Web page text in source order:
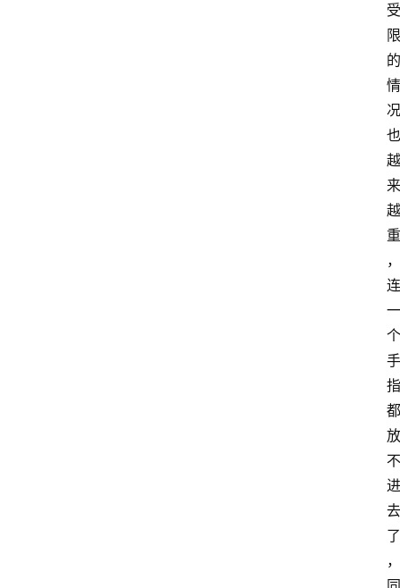
受
限
的
情
况
也
越
来
越
重
，
连
一
个
手
指
都
放
不
进
去
了
，